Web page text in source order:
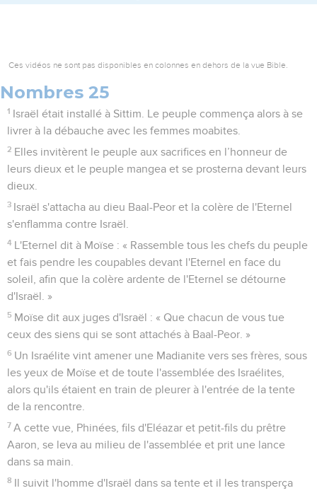
Ces vidéos ne sont pas disponibles en colonnes en dehors de la vue Bible.
Nombres 25
1 Israël était installé à Sittim. Le peuple commença alors à se
livrer à la débauche avec les femmes moabites.
2 Elles invitèrent le peuple aux sacrifices en l’honneur de
leurs dieux et le peuple mangea et se prosterna devant leurs
dieux.
3 Israël s'attacha au dieu Baal-Peor et la colère de l'Eternel
s'enflamma contre Israël.
4 L'Eternel dit à Moïse : « Rassemble tous les chefs du peuple
et fais pendre les coupables devant l'Eternel en face du
soleil, afin que la colère ardente de l'Eternel se détourne
d'Israël. »
5 Moïse dit aux juges d'Israël : « Que chacun de vous tue
ceux des siens qui se sont attachés à Baal-Peor. »
6 Un Israélite vint amener une Madianite vers ses frères, sous
les yeux de Moïse et de toute l'assemblée des Israélites,
alors qu'ils étaient en train de pleurer à l'entrée de la tente
de la rencontre.
7 A cette vue, Phinées, fils d'Eléazar et petit-fils du prêtre
Aaron, se leva au milieu de l'assemblée et prit une lance
dans sa main.
8 Il suivit l'homme d'Israël dans sa tente et il les transperça